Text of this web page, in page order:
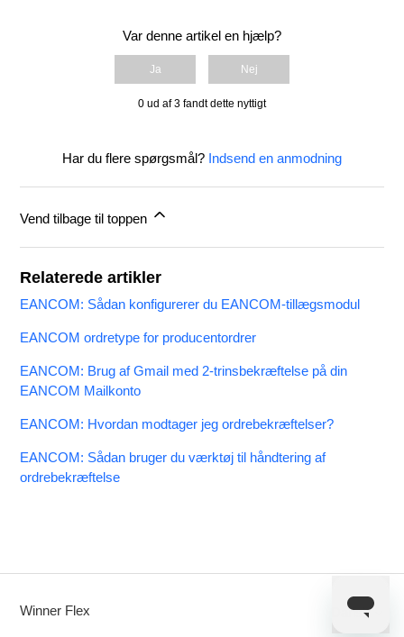
Var denne artikel en hjælp?
Ja Nej
0 ud af 3 fandt dette nyttigt
Har du flere spørgsmål? Indsend en anmodning
Vend tilbage til toppen
Relaterede artikler
EANCOM: Sådan konfigurerer du EANCOM-tillægsmodul
EANCOM ordretype for producentordrer
EANCOM: Brug af Gmail med 2-trinsbekræftelse på din
EANCOM Mailkonto
EANCOM: Hvordan modtager jeg ordrebekræftelser?
EANCOM: Sådan bruger du værktøj til håndtering af
ordrebekræftelse
Winner Flex Dansk